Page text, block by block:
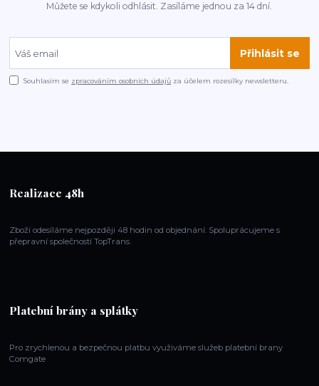
Můžete se kdykoli odhlásit. Zasíláme jednou za 14 dní.
Přihlásit se
Souhlasím se zpracováním osobních údajů za účelem rozesílky newsletteru.
Realizace 48h
Zboží odesíláme nejpozději 48 hodin od objednání. Spoluprácujeme s
přepravní společností TopTrans.
Platební brány a splátky
Pro zrychlenou a bezpečnou platbu využiváme služeb platební brany
Comgate